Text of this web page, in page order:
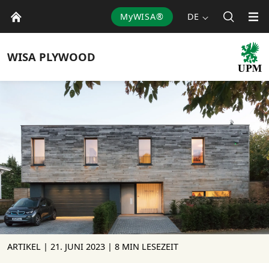
MyWISA® DE
WISA PLYWOOD
ARTIKEL | 21. JUNI 2023 | 8 MIN LESEZEIT